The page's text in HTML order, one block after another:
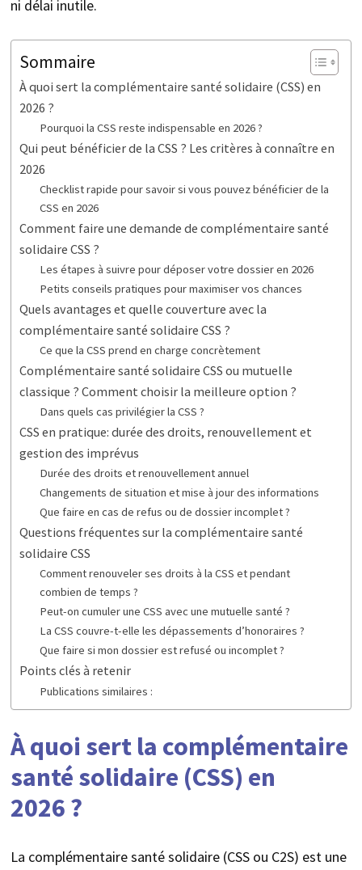
ni délai inutile.
Sommaire
À quoi sert la complémentaire santé solidaire (CSS) en
2026 ?
Pourquoi la CSS reste indispensable en 2026 ?
Qui peut bénéficier de la CSS ? Les critères à connaître en
2026
Checklist rapide pour savoir si vous pouvez bénéficier de la
CSS en 2026
Comment faire une demande de complémentaire santé
solidaire CSS ?
Les étapes à suivre pour déposer votre dossier en 2026
Petits conseils pratiques pour maximiser vos chances
Quels avantages et quelle couverture avec la
complémentaire santé solidaire CSS ?
Ce que la CSS prend en charge concrètement
Complémentaire santé solidaire CSS ou mutuelle
classique ? Comment choisir la meilleure option ?
Dans quels cas privilégier la CSS ?
CSS en pratique: durée des droits, renouvellement et
gestion des imprévus
Durée des droits et renouvellement annuel
Changements de situation et mise à jour des informations
Que faire en cas de refus ou de dossier incomplet ?
Questions fréquentes sur la complémentaire santé
solidaire CSS
Comment renouveler ses droits à la CSS et pendant
combien de temps ?
Peut-on cumuler une CSS avec une mutuelle santé ?
La CSS couvre-t-elle les dépassements d’honoraires ?
Que faire si mon dossier est refusé ou incomplet ?
Points clés à retenir
Publications similaires :
À quoi sert la complémentaire
santé solidaire (CSS) en
2026 ?
La complémentaire santé solidaire (CSS ou C2S) est une